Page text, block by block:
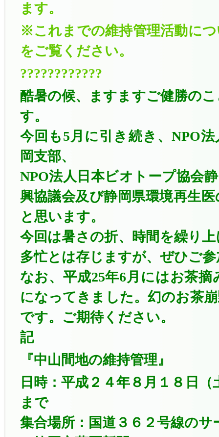
ます。
※これまでの維持管理活動に
をご覧ください。
????????????
酷暑の候、ますますご健勝の
す。
今回も5月に引き続き、NPO
岡支部、
NPO法人日本ビオトープ協会
興協議会及び静岡県環境再生
と思います。
今回は暑さの折、時間を繰り
多忙とは存じますが、ぜひご
なお、平成25年6月にはお茶
になってきました。幻のお茶
です。ご期待ください。
記
『中山間地の維持管理』
日時：平成２４年８月１８日
まで
集合場所：国道３６２号線のサ